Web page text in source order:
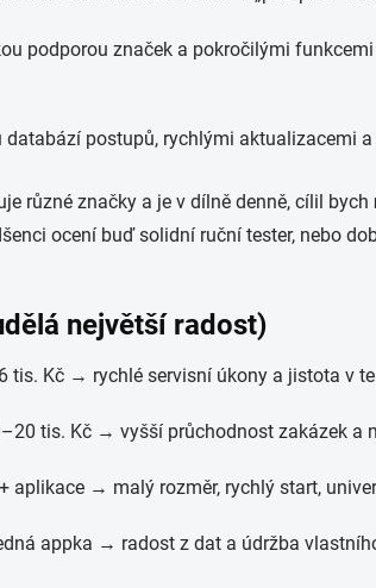
podporou značek a pokročilými
postupů, rychlými aktualizacemi
různé značky a je v dílně denně, cílil bych
ocení buď solidní ruční tester, nebo
největší radost)
tis. Kč → rychlé servisní úkony a jistota v
tis. Kč → vyšší průchodnost zakázek a
aplikace → malý rozměr, rychlý start,
appka → radost z dat a údržba